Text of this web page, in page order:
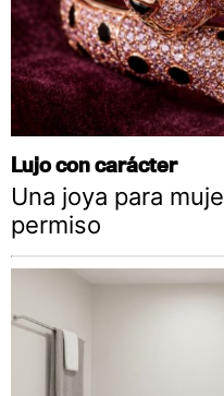
Lujo con carácter
Una joya para
permiso